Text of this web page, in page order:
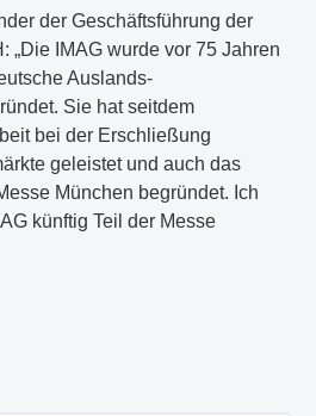
der Geschäftsführung der
„Die IMAG wurde vor 75 Jahren
Auslands-
Sie hat seitdem
bei der Erschließung
geleistet und auch das
München begründet. Ich
künftig Teil der Messe